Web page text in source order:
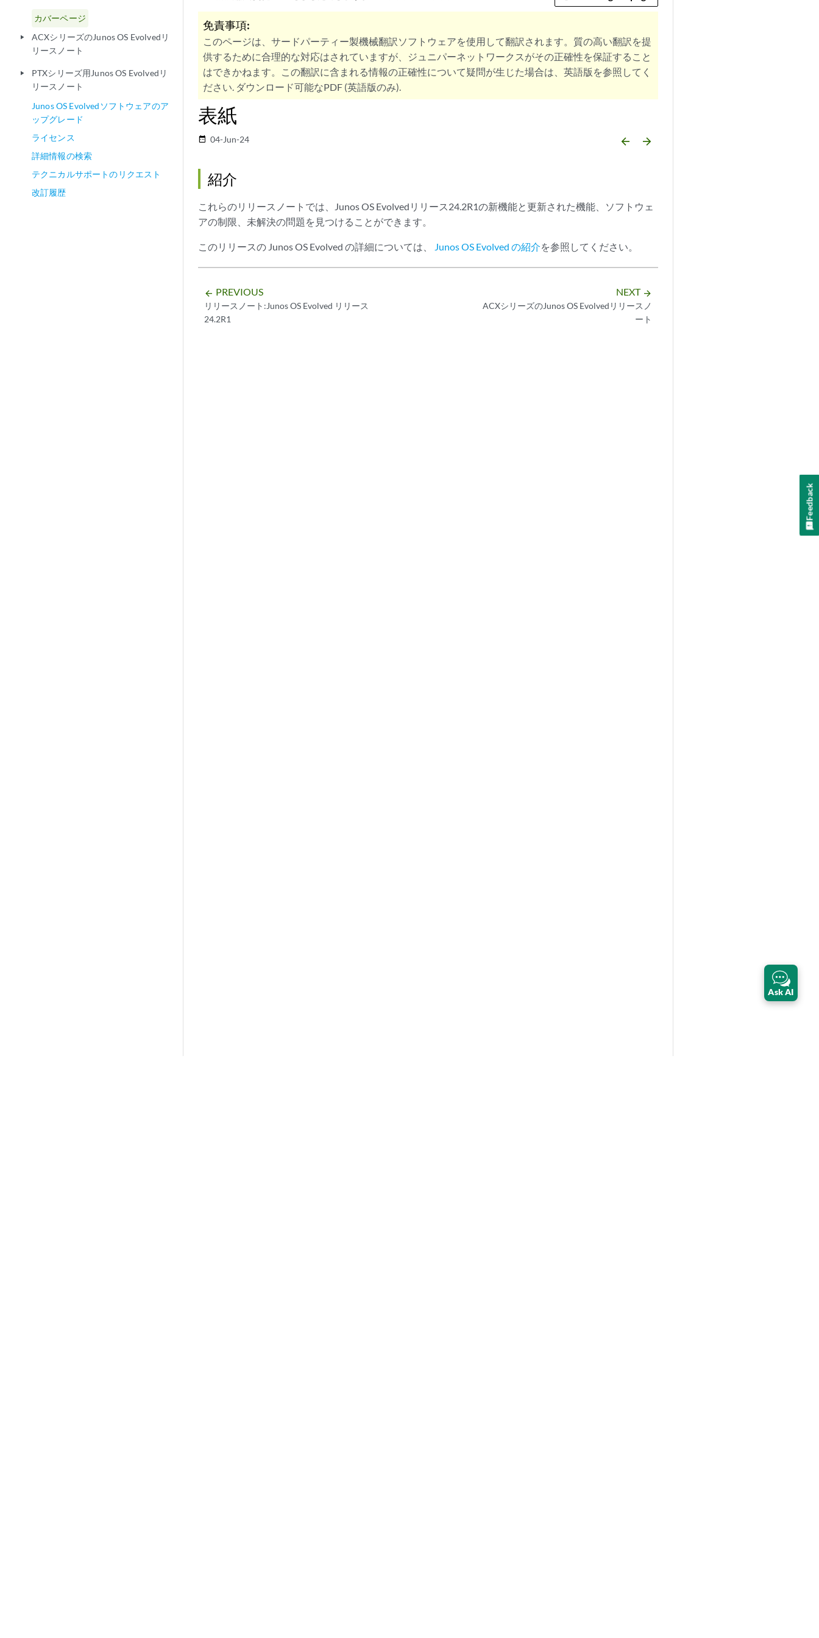
カバーページ
play_arrow
ACXシリーズのJunos OS Evolvedリ
リースノート
play_arrow
PTXシリーズ用Junos OS Evolvedリ
リースノート
Junos OS Evolvedソフトウェアのア
ップグレード
ライセンス
詳細情報の検索
テクニカルサポートのリクエスト
改訂履歴
免責事項:
このページは、サードパーティー製機械翻訳ソフトウェアを使用して翻訳されます。質の高い翻訳を提
供するために合理的な対応はされていますが、ジュニパーネットワークスがその正確性を保証すること
はできかねます。この翻訳に含まれる情報の正確性について疑問が生じた場合は、英語版を参照してく
ださい. ダウンロード可能なPDF (英語版のみ).
表紙
date_range 04-Jun-24 arrow_backward arrow_forward
紹介
これらのリリースノートでは、Junos OS Evolvedリリース24.2R1の新機能と更新された機能、ソフトウェ
アの制限、未解決の問題を見つけることができます。
このリリースの Junos OS Evolved の詳細については、 Junos OS Evolved の紹介を参照してください。
arrow_backward PREVIOUS
リリースノート:Junos OS Evolved リリース
24.2R1
NEXT arrow_forward
ACXシリーズのJunos OS Evolvedリリースノ
ート
Ask AI
Feedback